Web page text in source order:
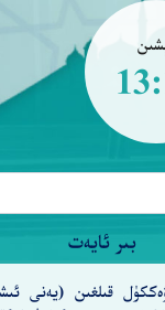
بىر ئايەت
قىلغىن (يەنى
لَا نَسْمَعُ
رَبِّ
وَهُوَ
يَدْعُونَ